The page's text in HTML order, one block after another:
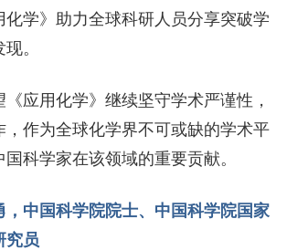
化学》助力全球科研人员分享突破学
。
应用化学》继续坚守学术严谨性，
，作为全球化学界不可或缺的学术平
科学家在该领域的重要贡献。
，中国科学院院士、中国科学院国家
究员